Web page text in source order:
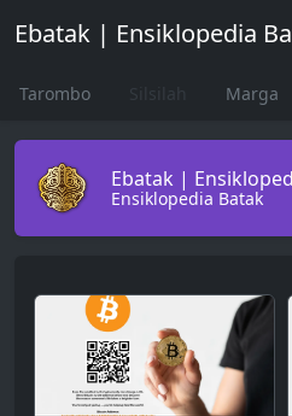
Ebatak | Ensiklopedia
Tarombo Marga
Ebatak |
Ensiklopedia Batak